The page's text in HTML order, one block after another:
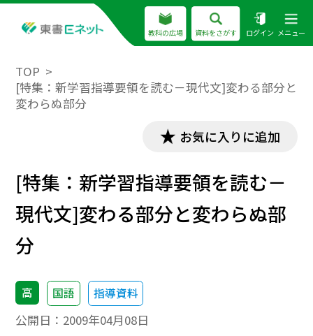
教科の広場 資料をさがす ログイン メニュー
TOP
[特集：新学習指導要領を読む－現代文]変わる部分と
変わらぬ部分
お気に入りに追加
[特集：新学習指導要領を読む－
現代文]変わる部分と変わらぬ部
分
高 国語 指導資料
公開日： 2009年04月08日